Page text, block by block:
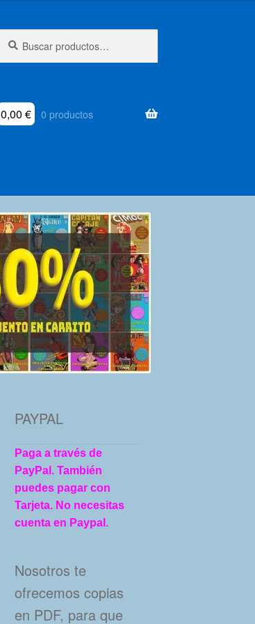
por:
0,00 € 0 productos
PAYPAL
Paga a través de
PayPal. También
puedes pagar con
Tarjeta. No necesitas
cuenta en Paypal.
Nosotros te
ofrecemos copias
en PDF, para que